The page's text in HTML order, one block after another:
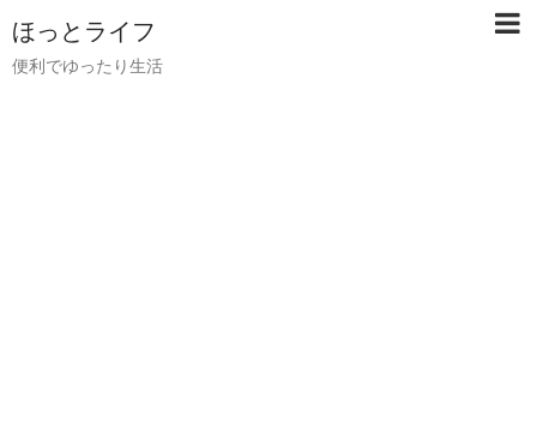
ほっとライフ
便利でゆったり生活